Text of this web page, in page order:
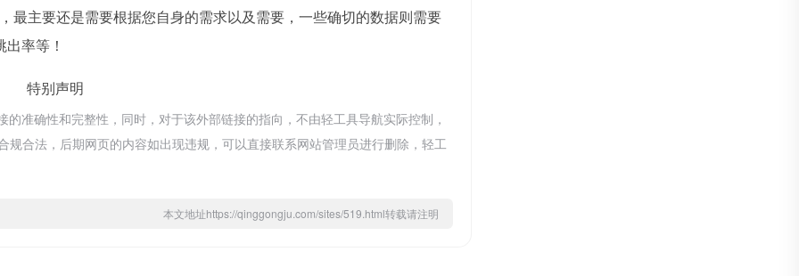
最主要还是需要根据您自身的需求以及需要，一些确切的数据则需要
率等！
特别声明
准确性和完整性，同时，对于该外部链接的指向，不由轻工具导航实际控制，
合法，后期网页的内容如出现违规，可以直接联系网站管理员进行删除，轻工
本文地址https://qinggongju.com/sites/519.html转载请注明